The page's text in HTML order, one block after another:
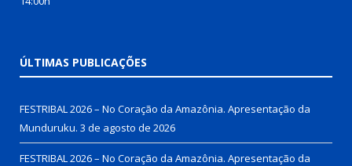
ÚLTIMAS PUBLICAÇÕES
FESTRIBAL 2026 – No Coração da Amazônia. Apresentação da
Munduruku. 3 de agosto de 2026
FESTRIBAL 2026 – No Coração da Amazônia. Apresentação da